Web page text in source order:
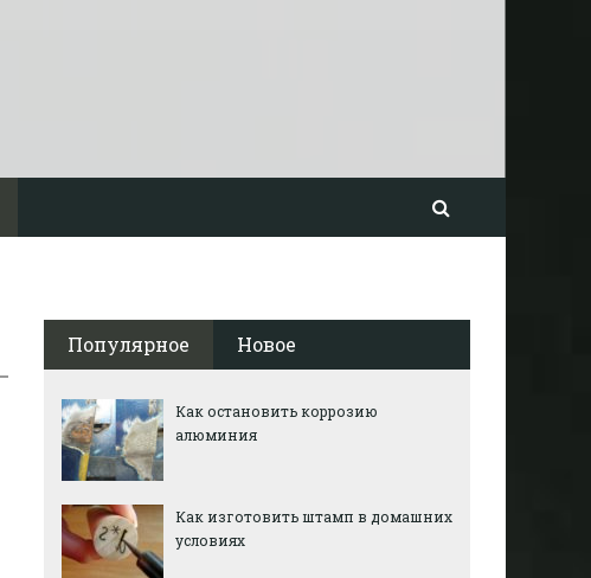
Популярное Новое
Как остановить коррозию
алюминия
Как изготовить штамп в домашних
условиях